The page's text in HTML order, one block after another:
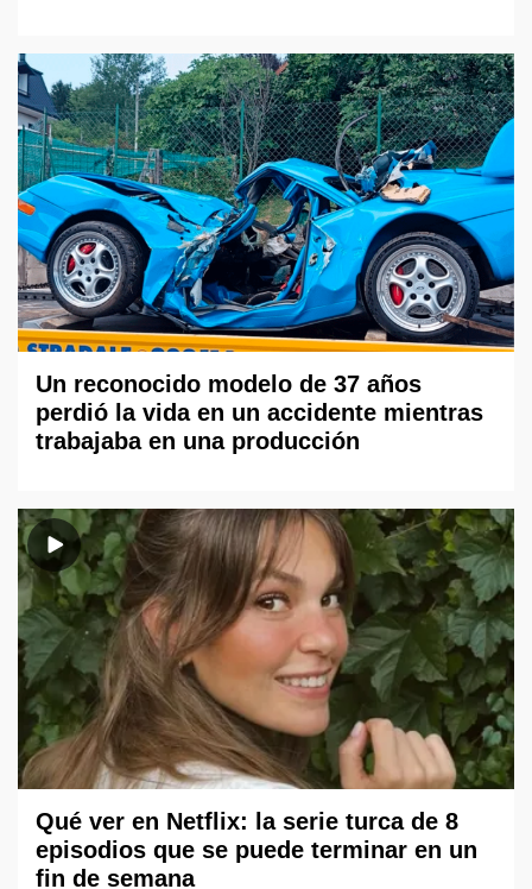
Un reconocido modelo de 37 años
perdió la vida en un accidente mientras
trabajaba en una producción
Qué ver en Netflix: la serie turca de 8
episodios que se puede terminar en un
fin de semana